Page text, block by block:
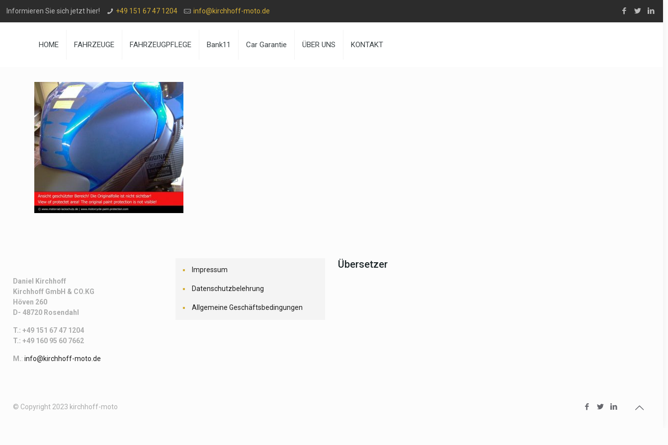
Informieren Sie sich jetzt hier! +49 151 67 47 1204 info@kirchhoff-moto.de
HOME FAHRZEUGE FAHRZEUGPFLEGE Bank11 Car Garantie ÜBER UNS KONTAKT
Daniel Kirchhoff
Kirchhoff GmbH & CO.KG
Höven 260
D- 48720 Rosendahl
T.: +49 151 67 47 1204
T.: +49 160 95 60 7662
M.:info@kirchhoff-moto.de
Impressum
Datenschutzbelehrung
Allgemeine Geschäftsbedingungen
Übersetzer
© Copyright 2023 kirchhoff-moto